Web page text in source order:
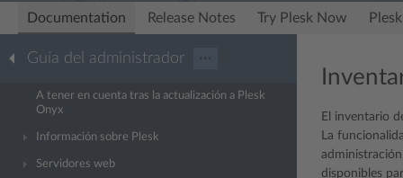
Documentation Release Notes Try Plesk Now
Guía del administrador ···
A tener en cuenta tras la actualización a Plesk
Onyx
Información sobre Plesk
Servidores web
El inventario
La
disponibles